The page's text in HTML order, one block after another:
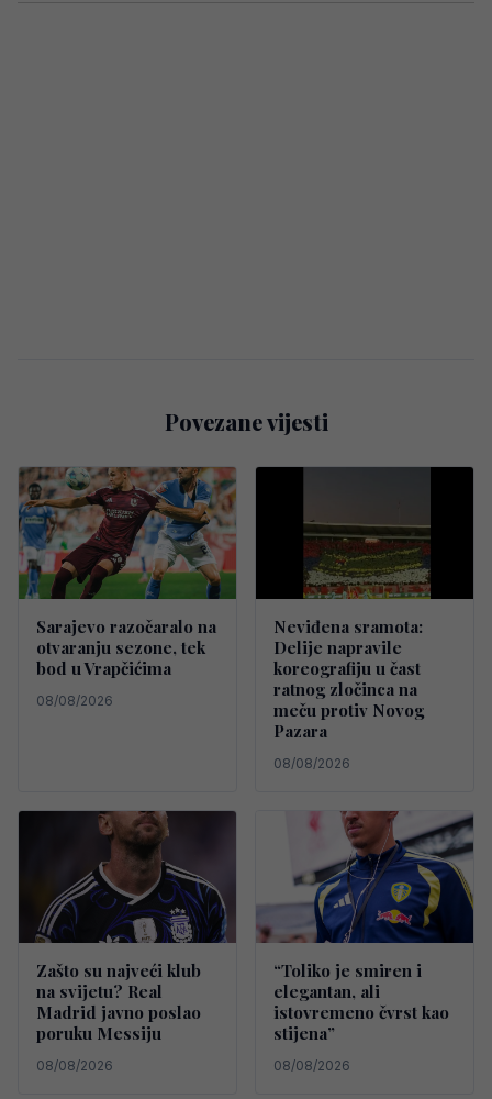
Povezane vijesti
Sarajevo razočaralo na
otvaranju sezone, tek
bod u Vrapčićima
08/08/2026
Neviđena sramota:
Delije napravile
koreografiju u čast
ratnog zločinca na
meču protiv Novog
Pazara
08/08/2026
Zašto su najveći klub
na svijetu? Real
Madrid javno poslao
poruku Messiju
08/08/2026
“Toliko je smiren i
elegantan, ali
istovremeno čvrst kao
stijena”
08/08/2026